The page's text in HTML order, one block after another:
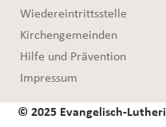
Wiedereintrittsstelle
Kirchengemeinden
Hilfe und Prävention
Impressum
© 2025 Evangelisch-